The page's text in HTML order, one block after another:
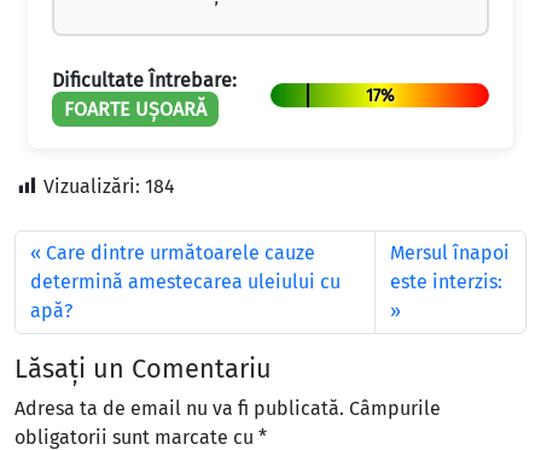
Dificultate Întrebare:
FOARTE UȘOARĂ
17%
Vizualizări: 184
Care dintre următoarele cauze
determină amestecarea uleiului cu
apă?
Mersul înapoi
este interzis:
Lăsați un Comentariu
Adresa ta de email nu va fi publicată. Câmpurile
obligatorii sunt marcate cu *